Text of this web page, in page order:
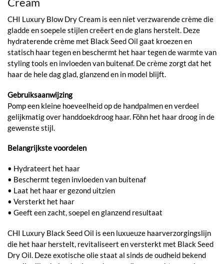
CHI Luxury Blow Dry Cream is een niet verzwarende crème die
gladde en soepele stijlen creëert en de glans herstelt. Deze
hydraterende crème met Black Seed Oil gaat kroezen en
statisch haar tegen en beschermt het haar tegen de warmte van
styling tools en invloeden van buitenaf. De crème zorgt dat het
haar de hele dag glad, glanzend en in model blijft.
Gebruiksaanwijzing
Pomp een kleine hoeveelheid op de handpalmen en verdeel
gelijkmatig over handdoekdroog haar. Föhn het haar droog in de
gewenste stijl.
Belangrijkste voordelen
• Hydrateert het haar
• Beschermt tegen invloeden van buitenaf
• Laat het haar er gezond uitzien
• Versterkt het haar
• Geeft een zacht, soepel en glanzend resultaat
CHI Luxury Black Seed Oil is een luxueuze haarverzorgingslijn
die het haar herstelt, revitaliseert en versterkt met Black Seed
Dry Oil. Deze exotische olie staat al sinds de oudheid bekend